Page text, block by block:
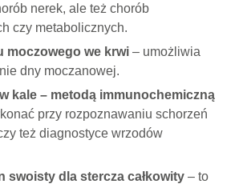
nerek, ale też chorób
czy metabolicznych.
moczowego we krwi– umożliwia
dny moczanowej.
kale – metodą immunochemiczną
przy rozpoznawaniu schorzeń
też diagnostyce wrzodów
swoisty dla stercza całkowity – to